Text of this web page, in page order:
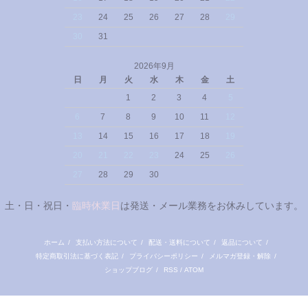
24 25 26 27 28
31
2026年9月
日
月 火 水 木 金
土
1
2 3 4
7 8 9 10 11
14 15 16 17 18
24 25
28 29 30
土・日・祝日・ 臨時休業日 は発送・メール業務をお休みしています。
ホーム / 支払い方法について / 配送・送料について / 返品について /
特定商取引法に基づく表記 / プライバシーポリシー / メルマガ登録・解除 /
ショップブログ / RSS / ATOM